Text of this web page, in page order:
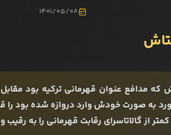
1401/05/08
۱۹۸۶ بشیکتاش که مدافع عنوان قهرمانی ترکیه
به صورت خودش وارد دروازه شده بود را
از گالاتاسرای رقابت قهرمانی را به رقیب